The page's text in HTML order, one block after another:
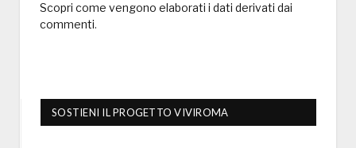
Scopri come vengono elaborati i dati derivati dai
commenti.
SOSTIENI IL PROGETTO VIVIROMA